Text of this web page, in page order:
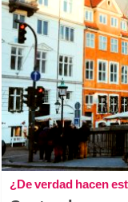
¿De verdad hacen